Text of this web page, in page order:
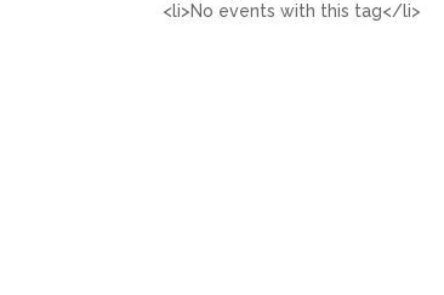
<li>No events with this tag</li>